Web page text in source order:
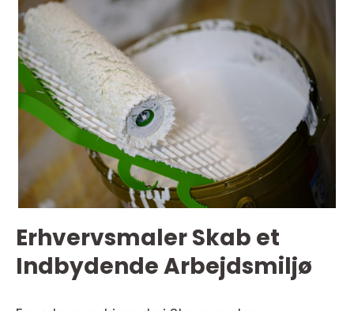
Erhvervsmaler Skab et
Indbydende Arbejdsmiljø